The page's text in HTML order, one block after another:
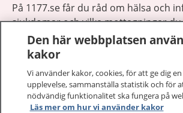
På 1177.se får du råd om hälsa och
sjukdomar och vilka mottagningar
Logga in för att läsa din journal och
vårdärenden. Ring telefonnummer
1177 ger dig råd när du vill må bättre.
Den här webbplatsen
kakor
Vi använder kakor, cookies, för att ge dig
upplevelse, sammanställa statistik och för
nödvändig funktionalitet ska fungera på
Läs mer om hur vi använder kakor